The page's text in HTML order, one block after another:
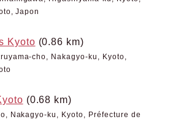
Japon
Kyoto (0.86 km)
cho, Nakagyo-ku, Kyoto,
(0.68 km)
Nakagyo-ku, Kyoto, Préfecture de